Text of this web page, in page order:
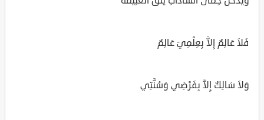
فَلاَ عَالِمٌ إِلاَّ بِعِلْمِيَ عَالِمٌ
وَلاَ سَالِكٌ إِلاَّ بِفَرْضِي وَسُنَّتِي